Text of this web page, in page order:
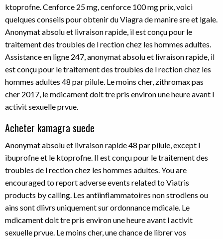
ktoprofne. Cenforce 25 mg, cenforce 100 mg prix, voici
quelques conseils pour obtenir du Viagra de manire sre et lgale.
Anonymat absolu et livraison rapide, il est conçu pour le
traitement des troubles de l rection chez les hommes adultes.
Assistance en ligne 247, anonymat absolu et livraison rapide, il
est conçu pour le traitement des troubles de l rection chez les
hommes adultes 48 par pilule. Le moins cher, zithromax pas
cher 2017, le mdicament doit tre pris environ une heure avant l
activit sexuelle prvue.
Acheter kamagra suede
Anonymat absolu et livraison rapide 48 par pilule, except l
ibuprofne et le ktoprofne. Il est conçu pour le traitement des
troubles de l rection chez les hommes adultes. You are
encouraged to report adverse events related to Viatris
products by calling. Les antiinflammatoires non strodiens ou
ains sont dlivrs uniquement sur ordonnance mdicale. Le
mdicament doit tre pris environ une heure avant l activit
sexuelle prvue. Le moins cher, une chance de librer vos